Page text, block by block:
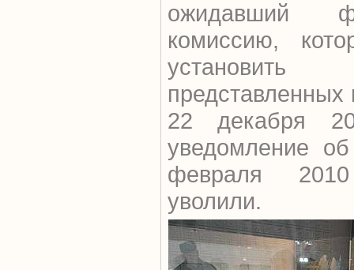
ожидавший
комиссию,
представленных
22 декабря
уведомление
февраля
уволили.